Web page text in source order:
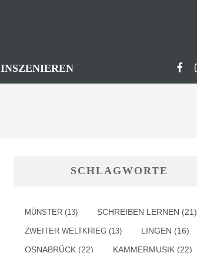
INSZENIEREN
SCHLAGWORTE
MÜNSTER (13) SCHREIBEN LERNEN (21)
ZWEITER WELTKRIEG (13) LINGEN (16)
OSNABRÜCK (22) KAMMERMUSIK (22)